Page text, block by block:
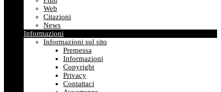
Web
Citazioni
News
Informazioni
Informazioni sul sito
Premessa
Informazioni
Copyright
Privacy
Contattaci